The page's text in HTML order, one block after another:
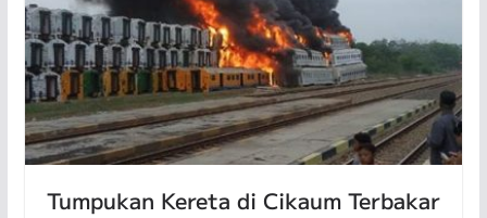
Tumpukan Kereta di Cikaum Terbakar